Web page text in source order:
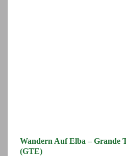
Wandern Auf Elba – Grande
(GTE)